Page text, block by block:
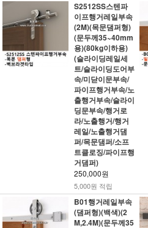
S2512SS스텐파
이프행거레일부속
(2M)(목문댐퍼형)
(문두께35~40mm
용)(80kg이하용)
(슬라이딩레일세
트/슬라이딩도어부
속/미닫이문부속/
파이프행거부속/노
출행거부속/슬라이
딩문부속/행거로
라/노출행거/행거
레일/노출행거댐
퍼/목문댐퍼/소프
트클로징/파이프행
거댐퍼)
250,000원
5,000원 적립
B01행거레일부속
(댐퍼형)(백색)(2
M,2.4M)(문두께35